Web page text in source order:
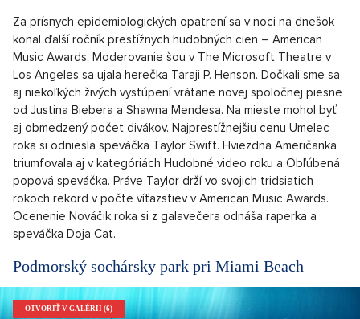
Za prísnych epidemiologických opatrení sa v noci na dnešok
konal ďalší ročník prestížnych hudobných cien – American
Music Awards. Moderovanie šou v The Microsoft Theatre v
Los Angeles sa ujala herečka Taraji P. Henson. Dočkali sme sa
aj niekoľkých živých vystúpení vrátane novej spoločnej piesne
od Justina Biebera a Shawna Mendesa. Na mieste mohol byť
aj obmedzený počet divákov. Najprestížnejšiu cenu Umelec
roka si odniesla speváčka Taylor Swift. Hviezdna Američanka
triumfovala aj v kategóriách Hudobné video roku a Obľúbená
popová speváčka. Práve Taylor drží vo svojich tridsiatich
rokoch rekord v počte víťazstiev v American Music Awards.
Ocenenie Nováčik roka si z galavečera odnáša raperka a
speváčka Doja Cat.
Podmorský sochársky park pri Miami Beach
OTVORIŤ V GALÉRII (6)